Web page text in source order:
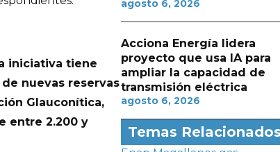
iniciativa tiene
nuevas reservas
Glauconítica,
entre 2.200 y
agosto 6, 2026
Acciona Energía lidera
proyecto que usa IA para
ampliar la capacidad de
transmisión eléctrica
agosto 6, 2026
Temas Relacionados